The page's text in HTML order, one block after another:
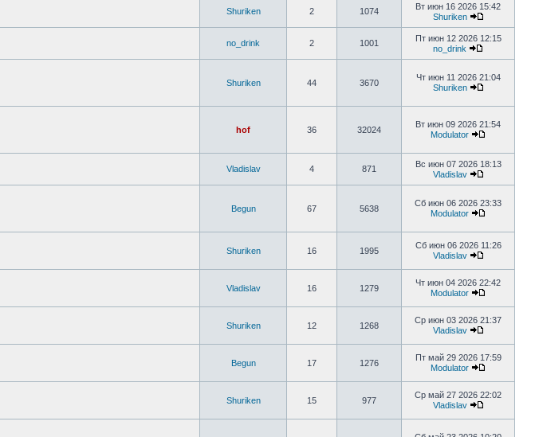
Shuriken 2 1074
Вт июн 16 2026 15:42
Shuriken
no_drink 2 1001
Пт июн 12 2026 12:15
no_drink
Shuriken 44 3670
Чт июн 11 2026 21:04
Shuriken
hof 36 32024
Вт июн 09 2026 21:54
Modulator
Vladislav 4 871
Вс июн 07 2026 18:13
Vladislav
Begun 67 5638
Сб июн 06 2026 23:33
Modulator
Shuriken 16 1995
Сб июн 06 2026 11:26
Vladislav
Vladislav 16 1279
Чт июн 04 2026 22:42
Modulator
Shuriken 12 1268
Ср июн 03 2026 21:37
Vladislav
Begun 17 1276
Пт май 29 2026 17:59
Modulator
Shuriken 15 977
Ср май 27 2026 22:02
Vladislav